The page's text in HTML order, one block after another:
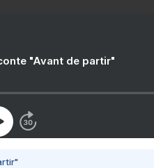
"Avant de partir"